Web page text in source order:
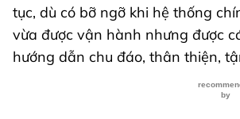
tục, dù có bỡ ngỡ khi hệ thống
vừa được vận hành nhưng được
hướng dẫn chu đáo, thân thiện,